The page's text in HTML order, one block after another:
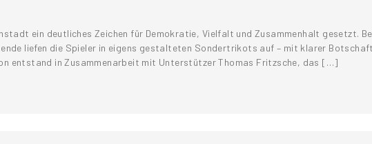
ein deutliches Zeichen für Demokratie, Vielfalt und Zusammenhalt gesetzt.
liefen die Spieler in eigens gestalteten Sondertrikots auf – mit klarer
entstand in Zusammenarbeit mit Unterstützer Thomas Fritzsche, das […]